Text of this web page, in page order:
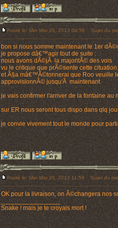
Posté le: Mer Mar 20, 2013 09:56 Sujet du
bon si nous somme maintenant le 1er
je propose dâ€™agir tout de suite :
nous avons dÃ©jÃ la majoritÃ© des vois
vu le critique que prÃ©sente cette cituation.
et Ã§a mâ€™Ã©tonnerai que Roo veuille
approvisionnÃ© jusqu'Ã maintenant.
je vais confirmer l'arriver de la fontaine au
sur ER nous seront tous dispo dans qlq
je convie vivement tout le monde pour
Posté le: Mer Mar 20, 2013 11:58 Sujet du
OK pour la livraison, on Ã©changera nos
_________________
Snake ! mais je te croyais mort !